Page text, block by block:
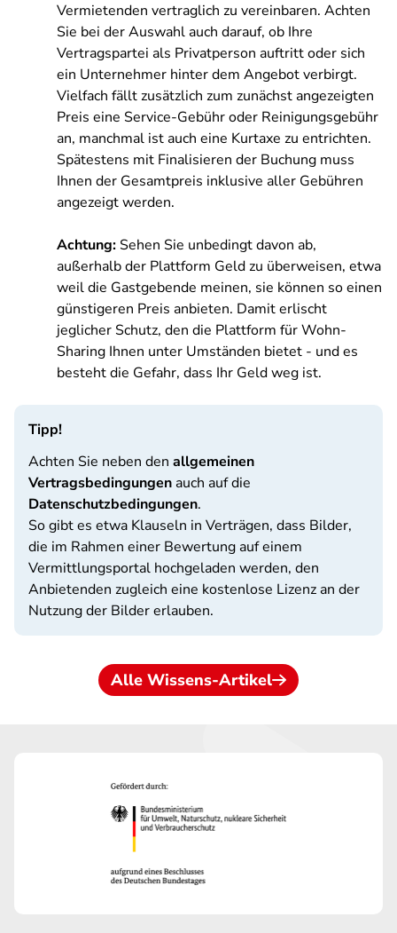
Vermietenden vertraglich zu vereinbaren. Achten
Sie bei der Auswahl auch darauf, ob Ihre
Vertragspartei als Privatperson auftritt oder sich
ein Unternehmer hinter dem Angebot verbirgt.
Vielfach fällt zusätzlich zum zunächst angezeigten
Preis eine Service-Gebühr oder Reinigungsgebühr
an, manchmal ist auch eine Kurtaxe zu entrichten.
Spätestens mit Finalisieren der Buchung muss
Ihnen der Gesamtpreis inklusive aller Gebühren
angezeigt werden.
Achtung: Sehen Sie unbedingt davon ab,
außerhalb der Plattform Geld zu überweisen, etwa
weil die Gastgebende meinen, sie können so einen
günstigeren Preis anbieten. Damit erlischt
jeglicher Schutz, den die Plattform für Wohn-
Sharing Ihnen unter Umständen bietet - und es
besteht die Gefahr, dass Ihr Geld weg ist.
Tipp!
Achten Sie neben den allgemeinen
Vertragsbedingungenauch auf die
Datenschutzbedingungen.
So gibt es etwa Klauseln in Verträgen, dass Bilder,
die im Rahmen einer Bewertung auf einem
Vermittlungsportal hochgeladen werden, den
Anbietenden zugleich eine kostenlose Lizenz an der
Nutzung der Bilder erlauben.
Alle Wissens-Artikel